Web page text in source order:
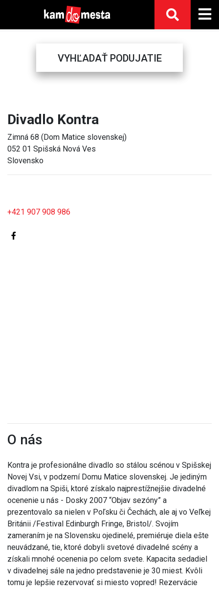
VYHĽADAŤ PODUJATIE
Divadlo Kontra
Zimná 68 (Dom Matice slovenskej)
052 01 Spišská Nová Ves
Slovensko
+421 907 908 986
O nás
Kontra je profesionálne divadlo so stálou scénou v Spišskej
Novej Vsi, v podzemí Domu Matice slovenskej. Je jediným
divadlom na Spiši, ktoré získalo najprestížnejšie divadelné
ocenenie u nás - Dosky 2007 “Objav sezóny” a
prezentovalo sa nielen v Poľsku či Čechách, ale aj vo Veľkej
Británii /Festival Edinburgh Fringe, Bristol/. Svojím
zameraním je na Slovensku ojedinelé, premiéruje diela ešte
neuvádzané, tie, ktoré dobyli svetové divadelné scény a
získali mnohé ocenenia po celom svete. Kapacita sedadiel
v divadelnej sále na jedno predstavenie je 30 miest. Kvôli
tomu je lepšie rezervovať si miesto vopred! Rezervácie